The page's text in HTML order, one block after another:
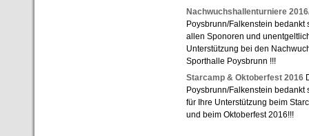
Nachwuchshallenturniere
Poysbrunn/Falkenstein bedankt
allen Sponoren und
Unterstützung bei den
Sporthalle Poysbrunn !!!
Starcamp & Oktoberfest 2016
Poysbrunn/Falkenstein
für Ihre Unterstützung beim
und beim Oktoberfest 2016!!!